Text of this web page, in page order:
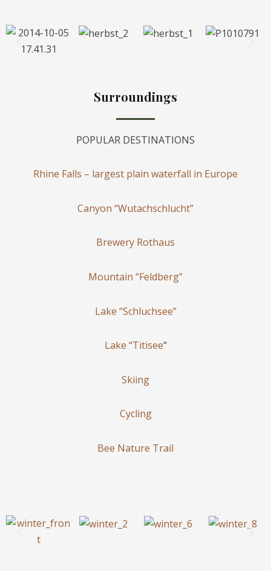
Surroundings
POPULAR DESTINATIONS
Rhine Falls – largest plain waterfall in Europe
Canyon “Wutachschlucht”
Brewery Rothaus
Mountain “Feldberg”
Lake “Schluchsee”
Lake “Titisee“
Skiing
Cycling
Bee Nature Trail